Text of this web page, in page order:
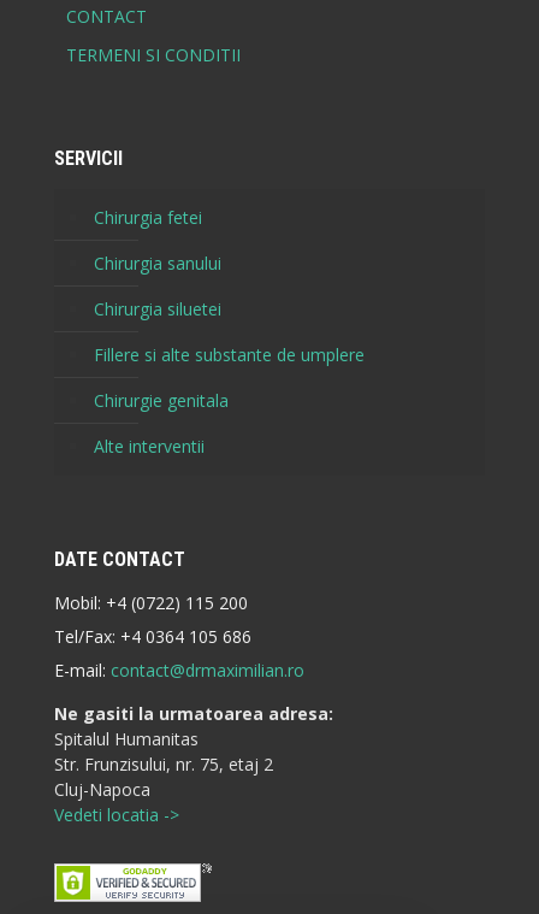
CONTACT
TERMENI SI CONDITII
SERVICII
Chirurgia fetei
Chirurgia sanului
Chirurgia siluetei
Fillere si alte substante de umplere
Chirurgie genitala
Alte interventii
DATE CONTACT
Mobil: +4 (0722) 115 200
Tel/Fax: +4 0364 105 686
E-mail: contact@drmaximilian.ro
Ne gasiti la urmatoarea adresa:
Spitalul Humanitas
Str. Frunzisului, nr. 75, etaj 2
Cluj-Napoca
Vedeti locatia ->